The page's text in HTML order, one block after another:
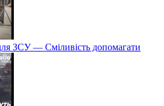
ЗСУ — Сміливість допомагати